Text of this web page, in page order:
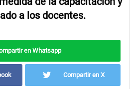
a los docentes.
en Whatsapp
Compartir en X